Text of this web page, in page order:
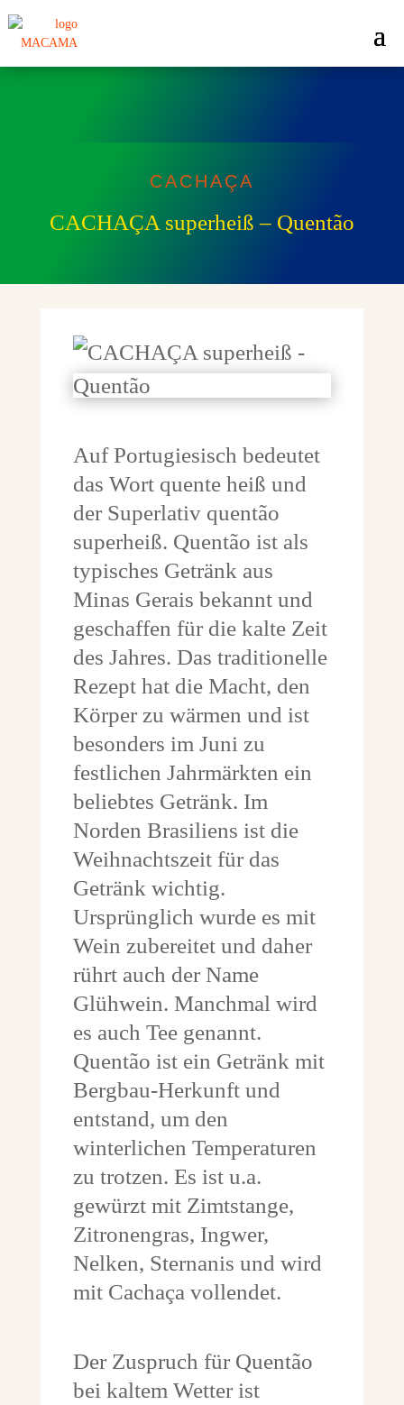
CACHAÇA
CACHAÇA superheiß – Quentão
Auf Portugiesisch bedeutet
das Wort quente heiß und
der Superlativ quentão
superheiß. Quentão ist als
typisches Getränk aus
Minas Gerais bekannt und
geschaffen für die kalte Zeit
des Jahres. Das traditionelle
Rezept hat die Macht, den
Körper zu wärmen und ist
besonders im Juni zu
festlichen Jahrmärkten ein
beliebtes Getränk. Im
Norden Brasiliens ist die
Weihnachtszeit für das
Getränk wichtig.
Ursprünglich wurde es mit
Wein zubereitet und daher
rührt auch der Name
Glühwein. Manchmal wird
es auch Tee genannt.
Quentão ist ein Getränk mit
Bergbau-Herkunft und
entstand, um den
winterlichen Temperaturen
zu trotzen. Es ist u.a.
gewürzt mit Zimtstange,
Zitronengras, Ingwer,
Nelken, Sternanis und wird
mit Cachaça vollendet.
Der Zuspruch für Quentão
bei kaltem Wetter ist